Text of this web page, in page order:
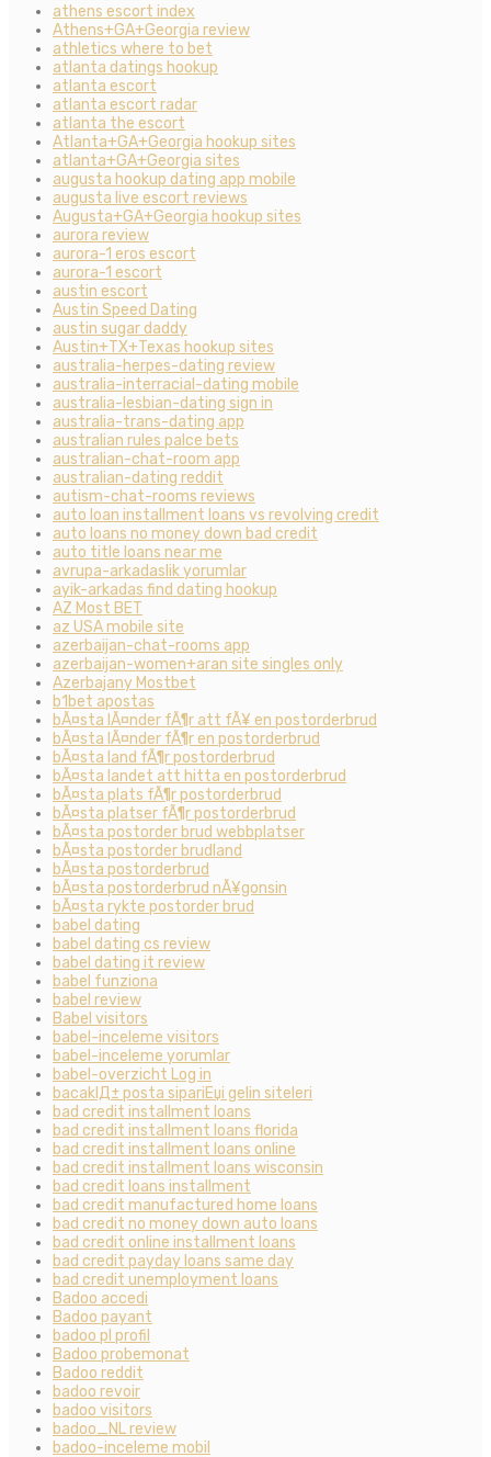
athens escort index
Athens+GA+Georgia review
athletics where to bet
atlanta datings hookup
atlanta escort
atlanta escort radar
atlanta the escort
Atlanta+GA+Georgia hookup sites
atlanta+GA+Georgia sites
augusta hookup dating app mobile
augusta live escort reviews
Augusta+GA+Georgia hookup sites
aurora review
aurora-1 eros escort
aurora-1 escort
austin escort
Austin Speed Dating
austin sugar daddy
Austin+TX+Texas hookup sites
australia-herpes-dating review
australia-interracial-dating mobile
australia-lesbian-dating sign in
australia-trans-dating app
australian rules palce bets
australian-chat-room app
australian-dating reddit
autism-chat-rooms reviews
auto loan installment loans vs revolving credit
auto loans no money down bad credit
auto title loans near me
avrupa-arkadaslik yorumlar
ayik-arkadas find dating hookup
AZ Most BET
az USA mobile site
azerbaijan-chat-rooms app
azerbaijan-women+aran site singles only
Azerbajany Mostbet
b1bet apostas
bÃ¤sta lÃ¤nder fÃ¶r att fÃ¥ en postorderbrud
bÃ¤sta lÃ¤nder fÃ¶r en postorderbrud
bÃ¤sta land fÃ¶r postorderbrud
bÃ¤sta landet att hitta en postorderbrud
bÃ¤sta plats fÃ¶r postorderbrud
bÃ¤sta platser fÃ¶r postorderbrud
bÃ¤sta postorder brud webbplatser
bÃ¤sta postorder brudland
bÃ¤sta postorderbrud
bÃ¤sta postorderbrud nÃ¥gonsin
bÃ¤sta rykte postorder brud
babel dating
babel dating cs review
babel dating it review
babel funziona
babel review
Babel visitors
babel-inceleme visitors
babel-inceleme yorumlar
babel-overzicht Log in
bacaklД± posta sipariЕџi gelin siteleri
bad credit installment loans
bad credit installment loans florida
bad credit installment loans online
bad credit installment loans wisconsin
bad credit loans installment
bad credit manufactured home loans
bad credit no money down auto loans
bad credit online installment loans
bad credit payday loans same day
bad credit unemployment loans
Badoo accedi
Badoo payant
badoo pl profil
Badoo probemonat
Badoo reddit
badoo revoir
badoo visitors
badoo_NL review
badoo-inceleme mobil